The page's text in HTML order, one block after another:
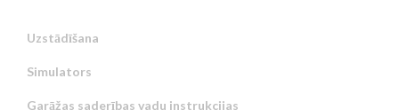
Uzstādīšana
Simulators
Garāžas saderības vadu instrukcijas